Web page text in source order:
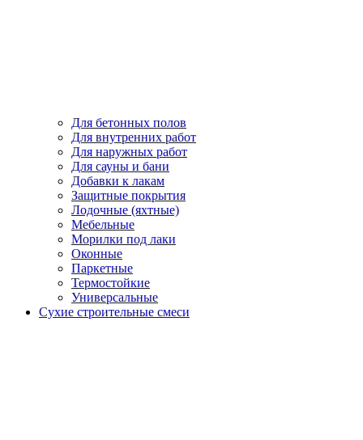
Для бетонных полов
Для внутренних работ
Для наружных работ
Для сауны и бани
Добавки к лакам
Защитные покрытия
Лодочные (яхтные)
Мебельные
Морилки под лаки
Оконные
Паркетные
Термостойкие
Универсальные
Сухие строительные смеси